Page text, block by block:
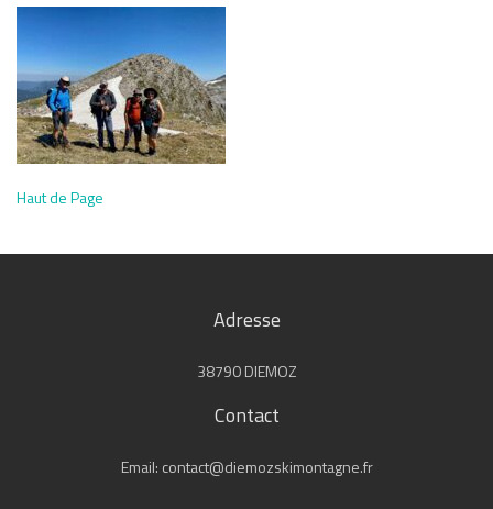
Haut de Page
Adresse
38790 DIEMOZ
Contact
Email: contact@diemozskimontagne.fr